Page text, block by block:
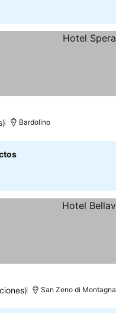
Bardolino
San Zeno di Montagna